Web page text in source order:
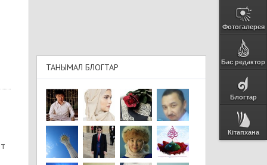
Фотогалерея
Бас редактор
Блогтар
Кітапхана
ТАНЫМАЛ БЛОГТАР